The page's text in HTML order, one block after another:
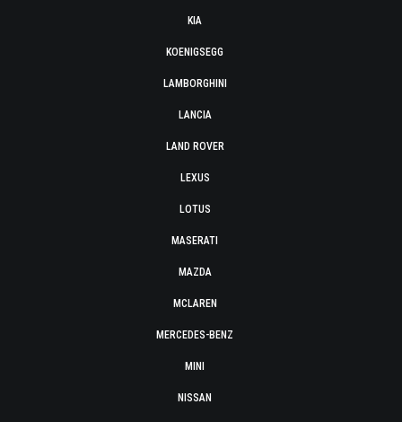
KIA
KOENIGSEGG
LAMBORGHINI
LANCIA
LAND ROVER
LEXUS
LOTUS
MASERATI
MAZDA
MCLAREN
MERCEDES-BENZ
MINI
NISSAN